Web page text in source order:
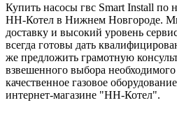
Купить насосы гвс Smart Install по
НН-Котел в Нижнем Новгороде.
доставку и высокий уровень
всегда готовы дать
же предложить грамотную
взвешенного выбора
качественное газовое
интернет-магазине "НН-Котел".